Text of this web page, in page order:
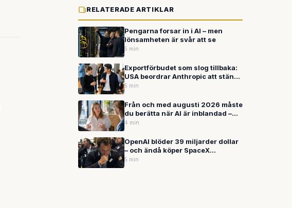
RELATERADE ARTIKLAR
Pengarna forsar in i AI – men
lönsamheten är svår att se
5 min
Exportförbudet som slog tillbaka:
USA beordrar Anthropic att stänga
ute världen – men bolaget
5 min
Från och med augusti 2026 måste
du berätta när AI är inblandad –
annars bryter du mot EU-lag
4 min
OpenAI blöder 39 miljarder dollar
– och ändå köper SpaceX
kodverktyget Cursor för 60
5 min